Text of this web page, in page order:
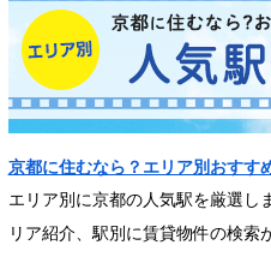
京都に住むなら？エリア別おすす
エリア別に京都の人気駅を厳選し
リア紹介、駅別に賃貸物件の検索